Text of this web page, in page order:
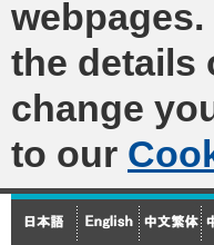
the details
change
to our